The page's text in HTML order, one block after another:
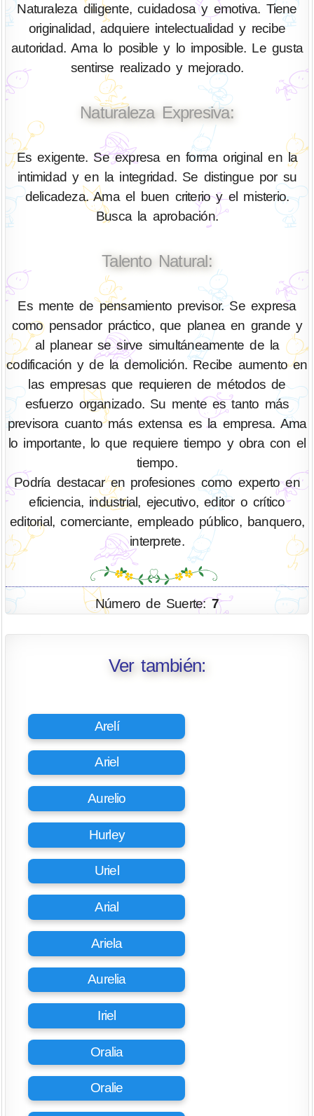
Naturaleza diligente, cuidadosa y emotiva. Tiene
originalidad, adquiere intelectualidad y recibe
autoridad. Ama lo posible y lo imposible. Le gusta
sentirse realizado y mejorado.
Naturaleza Expresiva:
Es exigente. Se expresa en forma original en la
intimidad y en la integridad. Se distingue por su
delicadeza. Ama el buen criterio y el misterio.
Busca la aprobación.
Talento Natural:
Es mente de pensamiento previsor. Se expresa
como pensador práctico, que planea en grande y
al planear se sirve simultáneamente de la
codificación y de la demolición. Recibe aumento en
las empresas que requieren de métodos de
esfuerzo organizado. Su mente es tanto más
previsora cuanto más extensa es la empresa. Ama
lo importante, lo que requiere tiempo y obra con el
tiempo.
Podría destacar en profesiones como experto en
eficiencia, industrial, ejecutivo, editor o crítico
editorial, comerciante, empleado público, banquero,
interprete.
Número de Suerte:7
Ver también:
Arelí
Ariel
Aurelio
Hurley
Uriel
Arial
Ariela
Aurelia
Iriel
Oralia
Oralie